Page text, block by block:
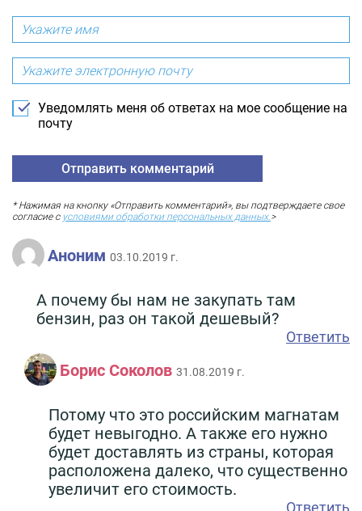
Уведомлять меня об ответах на мое сообщение на
почту
* Нажимая на кнопку «Отправить комментарий», вы подтверждаете свое
согласие с условиями обработки персональных данных.>
Аноним 03.10.2019 г.
А почему бы нам не закупать там
бензин, раз он такой дешевый?
Ответить
Борис Соколов 31.08.2019 г.
Потому что это российским магнатам
будет невыгодно. А также его нужно
будет доставлять из страны, которая
расположена далеко, что существенно
увеличит его стоимость.
Ответить